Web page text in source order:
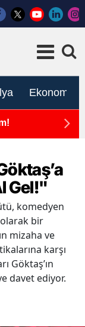
Ekonomi
Gel!"
komedyen
olarak bir
mizaha ve
karşı
Göktaş’ın
davet ediyor.